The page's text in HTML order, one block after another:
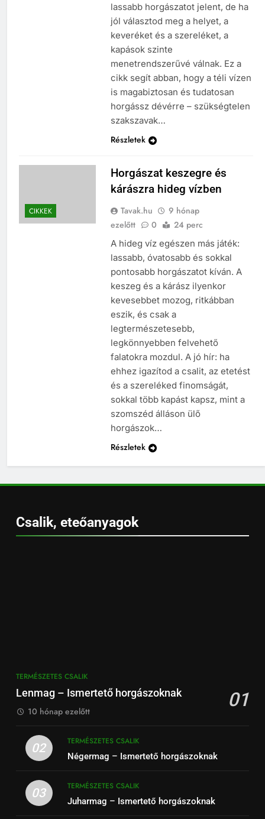
lassabb horgászatot jelent, de ha
jól választod meg a helyet, a
keveréket és a szereléket, a
kapások szinte
menetrendszerűvé válnak. Ez a
cikk segít abban, hogy a téli vízen
is magabiztosan és tudatosan
horgássz dévérre – szükségtelen
szakszavak…
Részletek
CIKKEK
Horgászat keszegre és
kárászra hideg vízben
Tavak.hu
9 hónap
ezelőtt
0 24 perc
A hideg víz egészen más játék:
lassabb, óvatosabb és sokkal
pontosabb horgászatot kíván. A
keszeg és a kárász ilyenkor
kevesebbet mozog, ritkábban
eszik, és csak a
legtermészetesebb,
legkönnyebben felvehető
falatokra mozdul. A jó hír: ha
ehhez igazítod a csalit, az etetést
és a szereléked finomságát,
sokkal több kapást kapsz, mint a
szomszéd álláson ülő
horgászok…
Részletek
Csalik, eteőanyagok
TERMÉSZETES CSALIK
Lenmag – Ismertető horgászoknak 01
10 hónap ezelőtt
02
TERMÉSZETES CSALIK
Négermag – Ismertető horgászoknak
03
TERMÉSZETES CSALIK
Juharmag – Ismertető horgászoknak